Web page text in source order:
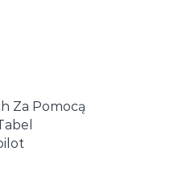
Za Pomocą